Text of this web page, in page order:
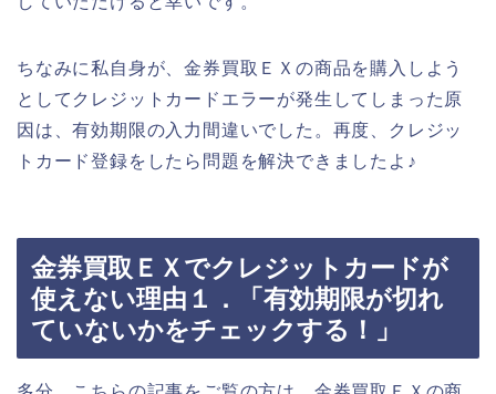
ちなみに私自身が、金券買取ＥＸの商品を購入しよう
としてクレジットカードエラーが発生してしまった原
因は、有効期限の入力間違いでした。再度、クレジッ
トカード登録をしたら問題を解決できましたよ♪
金券買取ＥＸでクレジットカードが
使えない理由１．「有効期限が切れ
ていないかをチェックする！」